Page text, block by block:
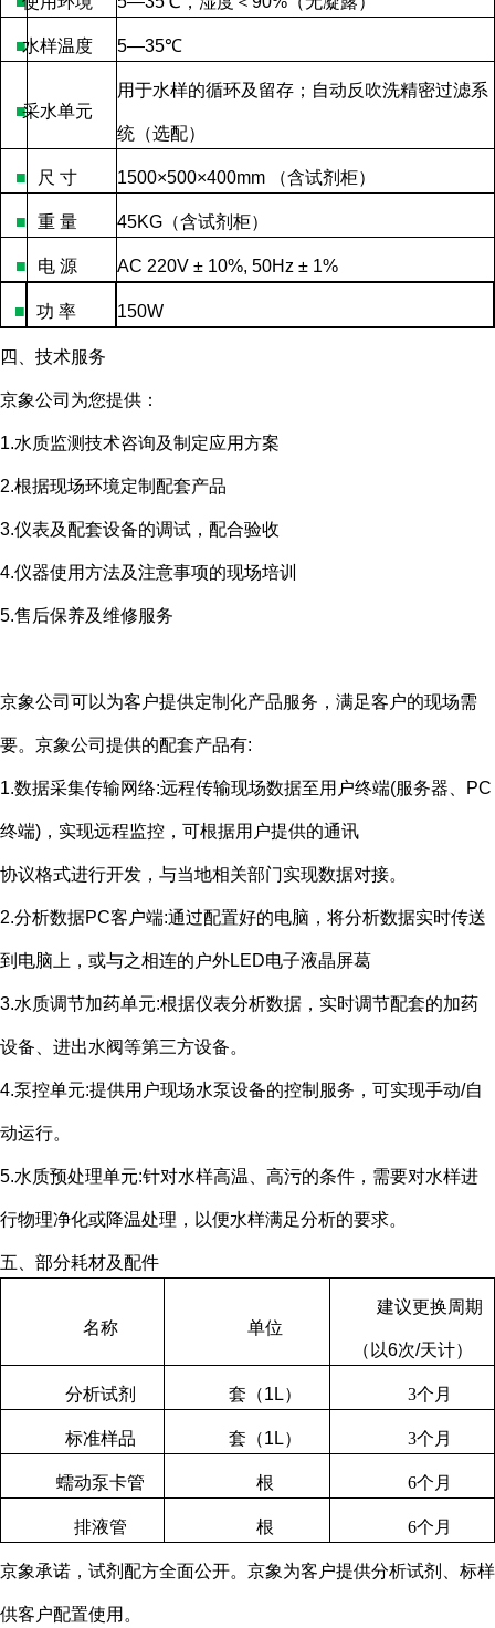
■水样温度 5—35℃
■采水单元
用于水样的循环及留存；自动反吹洗精密过滤系
统（选配）
■ 尺 寸 1500×500×400mm （含试剂柜）
■ 重 量 45KG （含试剂柜）
■ 电 源 AC 220V ± 10%, 50Hz ± 1%
■ 功 率 150W
四、技术服务
京象公司为您提供：
1.水质监测技术咨询及制定应用方案
2.根据现场环境定制配套产品
3.仪表及配套设备的调试，配合验收
4.仪器使用方法及注意事项的现场培训
5.售后保养及维修服务
京象公司可以为客户提供定制化产品服务，满足客户的现场需
要。京象公司提供的配套产品有:
1.数据采集传输网络:远程传输现场数据至用户终端(服务器、 PC
终端) ，实现远程监控，可根据用户提供的通讯
协议格式进行开发，与当地相关部门实现数据对接。
2.分析数据PC客户端:通过配置好的电脑，将分析数据实时传送
到电脑上，或与之相连的户外LED电子液晶屏葛
3.水质调节加药单元:根据仪表分析数据，实时调节配套的加药
设备、进出水阀等第三方设备。
4.泵控单元:提供用户现场水泵设备的控制服务，可实现手动/自
动运行。
5.水质预处理单元:针对水样高温、高污的条件，需要对水样进
行物理净化或降温处理，以便水样满足分析的要求。
五、部分耗材及配件
名称 单位
建议更换周期
（以6次/天计）
分析试剂 套（1L） 3个月
标准样品 套（1L） 3个月
蠕动泵卡管 根 6个月
排液管 根 6个月
京象承诺，试剂配方全面公开。京象为客户提供分析试剂、标样
供客户配置使用。